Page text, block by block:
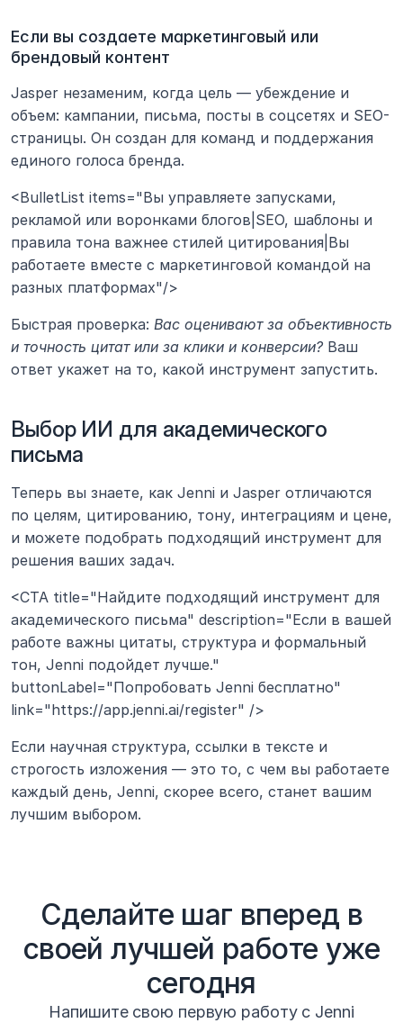
Если вы создаете маркетинговый или
брендовый контент
Jasper незаменим, когда цель — убеждение и
объем: кампании, письма, посты в соцсетях и SEO-
страницы. Он создан для команд и поддержания
единого голоса бренда.
<BulletList items="Вы управляете запусками,
рекламой или воронками блогов|SEO, шаблоны и
правила тона важнее стилей цитирования|Вы
работаете вместе с маркетинговой командой на
разных платформах"/>
Быстрая проверка: Вас оценивают за объективность
и точность цитат или за клики и конверсии? Ваш
ответ укажет на то, какой инструмент запустить.
Выбор ИИ для академического
письма
Теперь вы знаете, как Jenni и Jasper отличаются
по целям, цитированию, тону, интеграциям и цене,
и можете подобрать подходящий инструмент для
решения ваших задач.
<CTA title="Найдите подходящий инструмент для
академического письма" description="Если в вашей
работе важны цитаты, структура и формальный
тон, Jenni подойдет лучше."
buttonLabel="Попробовать Jenni бесплатно"
link="https://app.jenni.ai/register" />
Если научная структура, ссылки в тексте и
строгость изложения — это то, с чем вы работаете
каждый день, Jenni, скорее всего, станет вашим
лучшим выбором.
Сделайте шаг вперед в
своей лучшей работе уже
сегодня
Напишите свою первую работу с Jenni